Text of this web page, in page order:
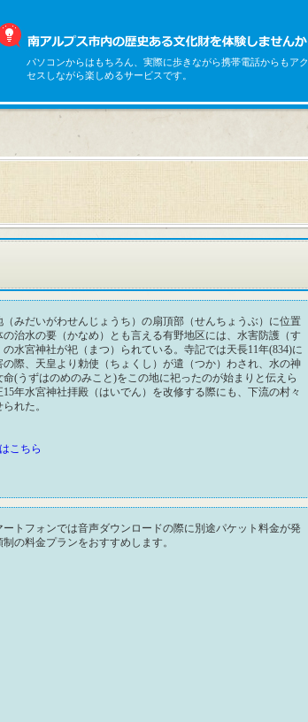
パソコンからはもちろん、実際に歩きながら携帯電話からもアク
セスしながら楽しめるサービスです。
（みだいがわせんじょうち）の扇頂部（せんちょうぶ）に位置
の治水の要（かなめ）とも言える有野地区には、水害防護（す
の水宮神社が祀（まつ）られている。寺記では天長11年(834)に
の際、天皇より勅使（ちょくし）が遣（つか）わされ、水の神
(うずはのめのみこと)をこの地に祀ったのが始まりと伝えら
年水宮神社拝殿（はいでん）を改修する際にも、下流の村々
れた。
こちら
トフォンでは音声ダウンロードの際に別途パケット料金が発
の料金プランをおすすめします。